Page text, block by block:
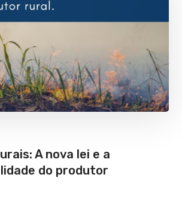
A nova lei e a
do produtor